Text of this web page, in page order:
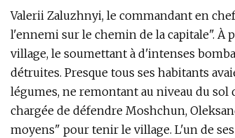
Valerii Zaluzhnyi, le commandant en
l'ennemi sur le chemin de la capitale". À
village, le soumettant à d'intenses
détruites. Presque tous ses habitants
légumes, ne remontant au niveau du
chargée de défendre Moshchun,
moyens" pour tenir le village. L'un de